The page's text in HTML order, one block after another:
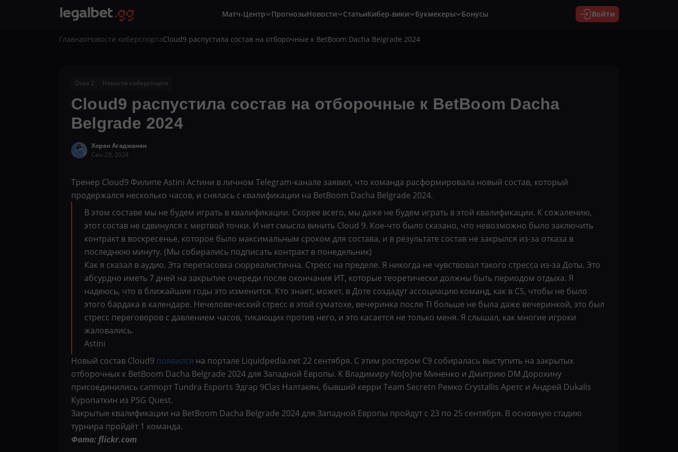
Матч-Центр ПрогнозыНовости СтатьиКибер-вики Букмекеры Бонусы Войти
ГлавнаяНовости киберспортаCloud9 распустила состав на отборочные к BetBoom Dacha Belgrade 2024
Dota 2 Новости киберспорта
Cloud9 распустила состав на отборочные к BetBoom Dacha
Belgrade 2024
Хорен Агаджанян
Сен 23, 2024
Тренер Cloud9 Филипе Astini Астини в личном Telegram-канале заявил, что команда расформировала новый состав, который
продержался несколько часов, и снялась с квалификации на BetBoom Dacha Belgrade 2024.
В этом составе мы не будем играть в квалификации. Скорее всего, мы даже не будем играть в этой квалификации. К сожалению,
этот состав не сдвинулся с мертвой точки. И нет смысла винить Cloud 9. Кое-что было сказано, что невозможно было заключить
контракт в воскресенье, которое было максимальным сроком для состава, и в результате состав не закрылся из-за отказа в
последнюю минуту. (Мы собирались подписать контракт в понедельник)
Как я сказал в аудио. Эта перетасовка сюрреалистична. Стресс на пределе. Я никогда не чувствовал такого стресса из-за Доты. Это
абсурдно иметь 7 дней на закрытие очереди после окончания ИТ, которые теоретически должны быть периодом отдыха. Я
надеюсь, что в ближайшие годы это изменится. Кто знает, может, в Доте создадут ассоциацию команд, как в CS, чтобы не было
этого бардака в календаре. Нечеловеческий стресс в этой суматохе, вечеринка после TI больше не была даже вечеринкой, это был
стресс переговоров с давлением часов, тикающих против него, и это касается не только меня. Я слышал, как многие игроки
жаловались.
Astini
Новый состав Cloud9 появился на портале Liquidpedia.net 22 сентября. С этим ростером C9 собиралась выступить на закрытых
отборочных к BetBoom Dacha Belgrade 2024 для Западной Европы. К Владимиру No[o]ne Миненко и Дмитрию DM Дорохину
присоединились саппорт Tundra Esports Эдгар 9Clas Налтакян, бывший керри Team Secretn Ремко Crystallis Аретс и Андрей Dukalis
Куропаткин из PSG Quest.
Закрытые квалификации на BetBoom Dacha Belgrade 2024 для Западной Европы пройдут с 23 по 25 сентября. В основную стадию
турнира пройдёт 1 команда.
Фото: flickr.com